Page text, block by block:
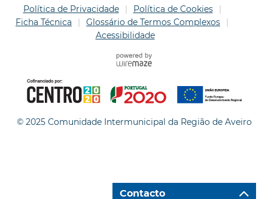
Política de Privacidade
Política de Cookies
Ficha Técnica
Glossário de Termos Complexos
Acessibilidade
© 2025 Comunidade Intermunicipal da Região de Aveiro
Contacto